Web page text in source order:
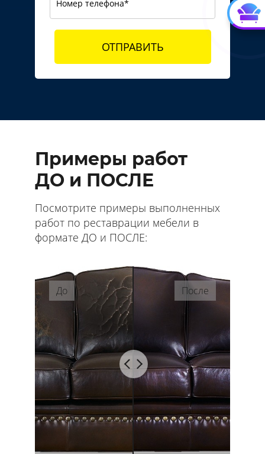
ОТПРАВИТЬ
Примеры работ
ДО и ПОСЛЕ
Посмотрите примеры выполненных
работ по реставрации мебели в
формате ДО и ПОСЛЕ:
До После